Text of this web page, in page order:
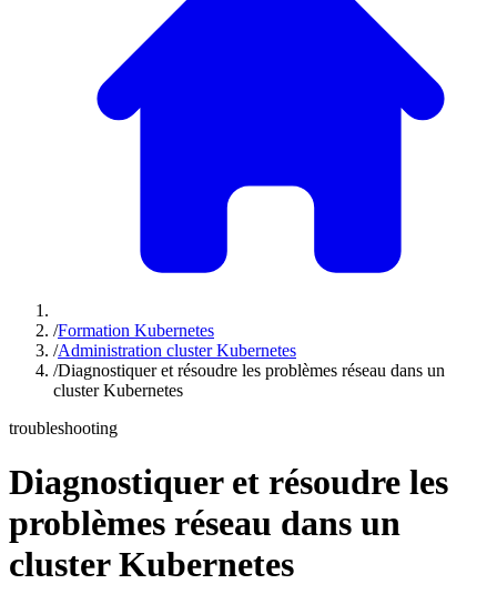
/Formation Kubernetes
/Administration cluster Kubernetes
/Diagnostiquer et résoudre les problèmes réseau dans un
cluster Kubernetes
troubleshooting
Diagnostiquer et résoudre les
problèmes réseau dans un
cluster Kubernetes